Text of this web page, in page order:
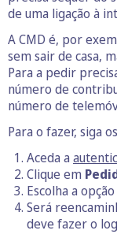
de uma ligação à
A CMD é, por
sem sair de casa,
Para a pedir
número de
número de
Para o fazer, siga
Aceda a
Clique em
Escolha a opção
Será
deve fazer o